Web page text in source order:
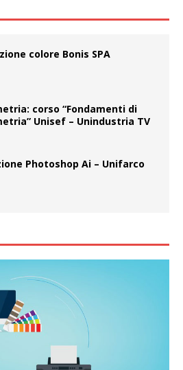
colore Bonis SPA
corso “Fondamenti di
Unisef – Unindustria TV
Photoshop Ai – Unifarco